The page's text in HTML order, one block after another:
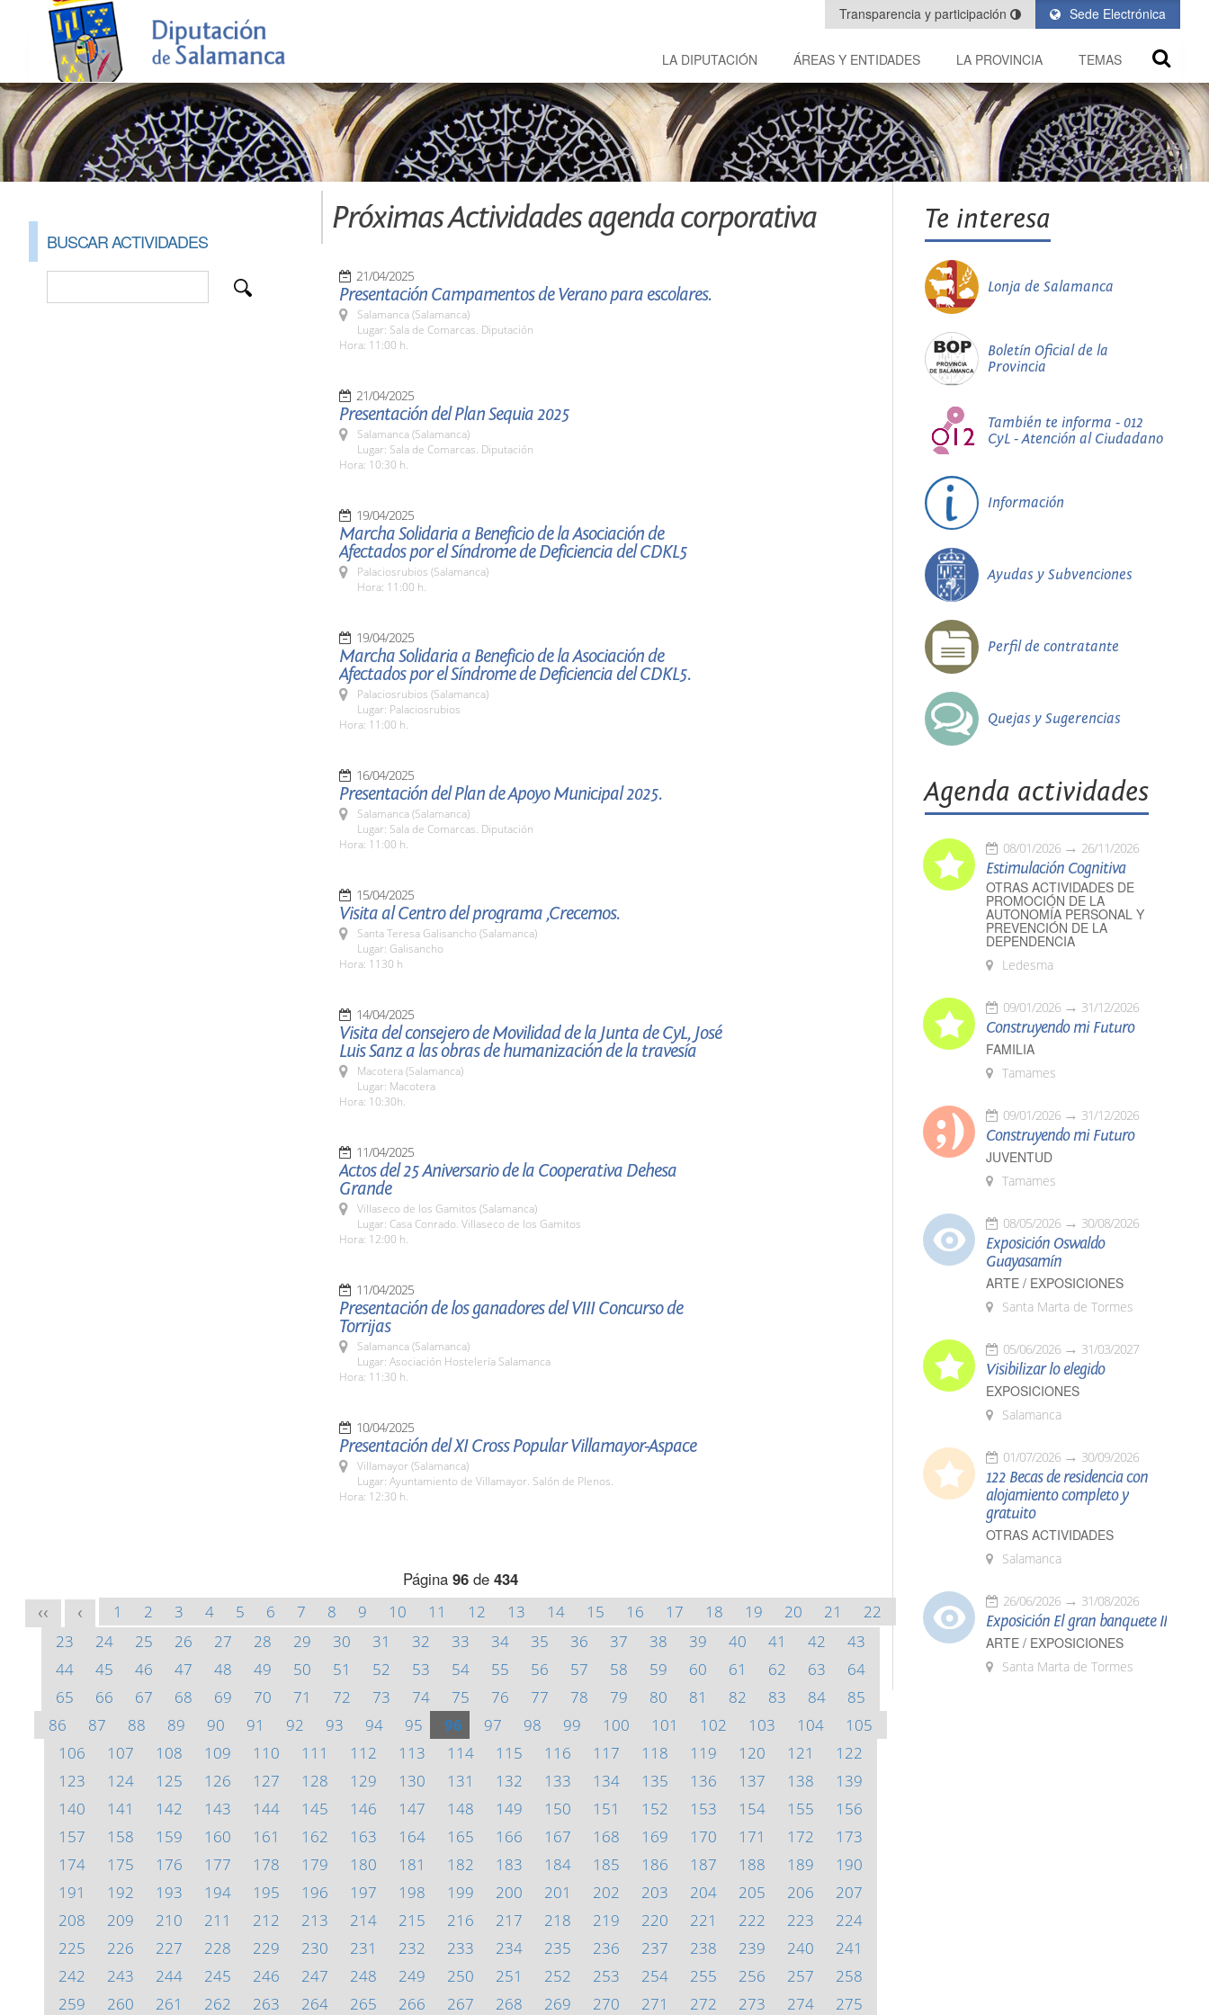
Sede Electrónica
Transparencia y participación
LA DIPUTACIÓN ÁREAS Y ENTIDADES LA PROVINCIA TEMAS
BUSCAR ACTIVIDADES
Próximas Actividades agenda corporativa
21/04/2025
Presentación Campamentos de Verano para escolares.
Salamanca (Salamanca)
Lugar: Sala de Comarcas. Diputación
Hora: 11:00 h.
21/04/2025
Presentación del Plan Sequia 2025
Salamanca (Salamanca)
Lugar: Sala de Comarcas. Diputación
Hora: 10:30 h.
19/04/2025
Marcha Solidaria a Beneficio de la Asociación de
Afectados por el Síndrome de Deficiencia del CDKL5
Palaciosrubios (Salamanca)
Hora: 11:00 h.
19/04/2025
Marcha Solidaria a Beneficio de la Asociación de
Afectados por el Síndrome de Deficiencia del CDKL5.
Palaciosrubios (Salamanca)
Lugar: Palaciosrubios
Hora: 11:00 h.
16/04/2025
Presentación del Plan de Apoyo Municipal 2025.
Salamanca (Salamanca)
Lugar: Sala de Comarcas. Diputación
Hora: 11:00 h.
15/04/2025
Visita al Centro del programa ,Crecemos.
Santa Teresa Galisancho (Salamanca)
Lugar: Galisancho
Hora: 1130 h
14/04/2025
Visita del consejero de Movilidad de la Junta de CyL, José
Luis Sanz a las obras de humanización de la travesía
Macotera (Salamanca)
Lugar: Macotera
Hora: 10:30h.
11/04/2025
Actos del 25 Aniversario de la Cooperativa Dehesa
Grande
Villaseco de los Gamitos (Salamanca)
Lugar: Casa Conrado. Villaseco de los Gamitos
Hora: 12:00 h.
11/04/2025
Presentación de los ganadores del VIII Concurso de
Torrijas
Salamanca (Salamanca)
Lugar: Asociación Hostelería Salamanca
Hora: 11:30 h.
10/04/2025
Presentación del XI Cross Popular Villamayor-Aspace
Villamayor (Salamanca)
Lugar: Ayuntamiento de Villamayor. Salón de Plenos.
Hora: 12:30 h.
Página 96 de 434
<< < 1 2 3 4 5 6 7 8 9 10 11 12 13 14 15 16 17 18 19 20 21
22
23
24 25 26 27 28 29 30 31 32 33 34 35 36 37 38 39 40 41 42
43
44
45 46 47 48 49 50 51 52 53 54 55 56 57 58 59 60 61 62 63
64
65
66 67 68 69 70 71 72 73 74 75 76 77 78 79 80 81 82 83 84
85
86
87 88 89 90 91 92 93 94 95 96 97 98 99 100 101 102 103 104
105
106
107 108 109 110 111 112 113 114 115 116 117 118 119 120 121
122
123
124 125 126 127 128 129 130 131 132 133 134 135 136 137 138
139
140
141 142 143 144 145 146 147 148 149 150 151 152 153 154 155
156
157
158 159 160 161 162 163 164 165 166 167 168 169 170 171 172
173
174
175 176 177 178 179 180 181 182 183 184 185 186 187 188 189
190
191
192 193 194 195 196 197 198 199 200 201 202 203 204 205 206
207
208
209 210 211 212 213 214 215 216 217 218 219 220 221 222 223
224
225
226 227 228 229 230 231 232 233 234 235 236 237 238 239 240
241
242
243 244 245 246 247 248 249 250 251 252 253 254 255 256 257
258
259
260 261 262 263 264 265 266 267 268 269 270 271 272 273 274 275
Te interesa
Lonja de Salamanca
Boletín Oficial de la
Provincia
También te informa - 012
CyL - Atención al Ciudadano
Información
Ayudas y Subvenciones
Perfil de contratante
Quejas y Sugerencias
Agenda actividades
08/01/2026 26/11/2026
Estimulación Cognitiva
OTRAS ACTIVIDADES DE
PROMOCIÓN DE LA
AUTONOMÍA PERSONAL Y
PREVENCIÓN DE LA
DEPENDENCIA
Ledesma
09/01/2026 31/12/2026
Construyendo mi Futuro
FAMILIA
Tamames
09/01/2026 31/12/2026
Construyendo mi Futuro
JUVENTUD
Tamames
08/05/2026 30/08/2026
Exposición Oswaldo
Guayasamín
ARTE / EXPOSICIONES
Santa Marta de Tormes
05/06/2026 31/03/2027
Visibilizar lo elegido
EXPOSICIONES
Salamanca
01/07/2026 30/09/2026
122 Becas de residencia con
alojamiento completo y
gratuito
OTRAS ACTIVIDADES
Salamanca
26/06/2026 31/08/2026
Exposición El gran banquete II
ARTE / EXPOSICIONES
Santa Marta de Tormes